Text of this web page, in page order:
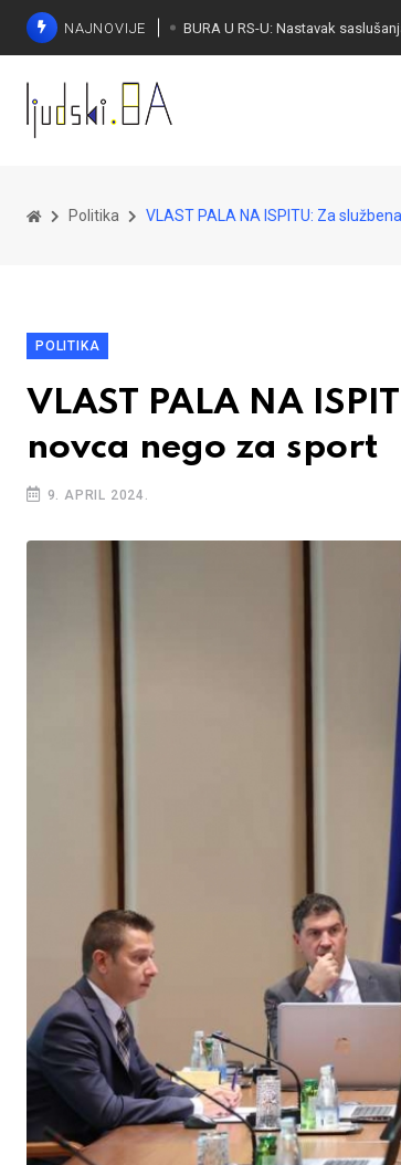
NAJNOVIJE
Politika VLAST PALA NA ISPITU: Za
POLITIKA
VLAST PALA NA
novca nego za sport
9. APRIL 2024.